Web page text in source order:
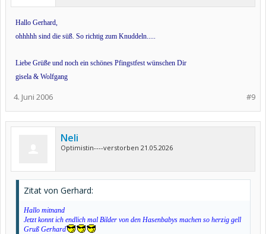
Hallo Gerhard,
ohhhhh sind die süß. So richtig zum Knuddeln.....
Liebe Grüße und noch ein schönes Pfingstfestwünschen Dir
gisela & Wolfgang
#9
4. Juni 2006
Neli
Optimistin----verstorben 21.05.2026
Zitat von Gerhard:
Hallo mitnand
Jetzt konnt ich endlich mal Bilder von den Hasenbabys machen so herzig gell
Gruß Gerhard